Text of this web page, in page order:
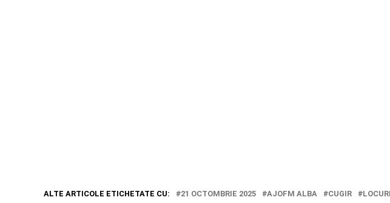
ALTE ARTICOLE ETICHETATE CU: 21 OCTOMBRIE 2025 AJOFM ALBA CUGIR